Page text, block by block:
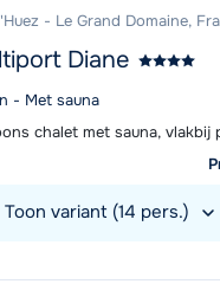
- Le Grand Domaine,
Diane
- Met sauna
chalet met sauna, vlakbij
Toon variant (14 pers.)